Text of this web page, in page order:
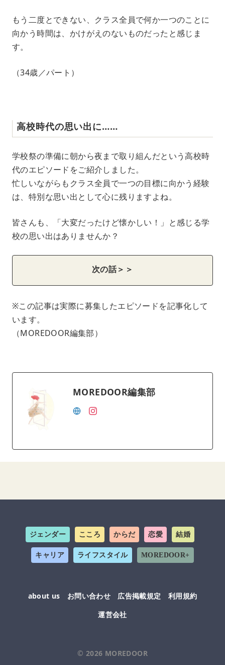
もう二度とできない、クラス全員で何か一つのことに
向かう時間は、かけがえのないものだったと感じま
す。
（34歳／パート）
高校時代の思い出に……
学校祭の準備に朝から夜まで取り組んだという高校時
代のエピソードをご紹介しました。
忙しいながらもクラス全員で一つの目標に向かう経験
は、特別な思い出として心に残りますよね。
皆さんも、「大変だったけど懐かしい！」と感じる学
校の思い出はありませんか？
次の話＞＞
※この記事は実際に募集したエピソードを記事化して
います。
（MOREDOOR編集部）
MOREDOOR編集部
ジェンダー こころ からだ 恋愛 結婚
キャリア ライフスタイル MOREDOOR+
about us お問い合わせ 広告掲載規定
利用規約
運営会社
© 2026 MOREDOOR